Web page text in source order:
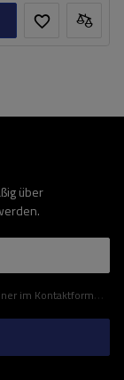
über
des Europäischen Parlaments und des Rates zu.